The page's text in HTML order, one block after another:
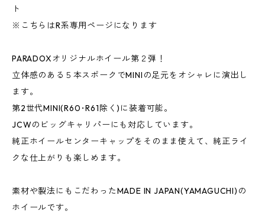
ト
※こちらはR系専用ページになります
PARADOXオリジナルホイール第２弾！
立体感のある５本スポークでMINIの足元をオシャレに演出し
ます。
第2世代MINI(R60･R61除く)に装着可能。
JCWのビッグキャリパーにも対応しています。
純正ホイールセンターキャップをそのまま使えて、純正ライ
クな仕上がりも楽しめます。
素材や製法にもこだわったMADE IN JAPAN(YAMAGUCHI)の
ホイールです。